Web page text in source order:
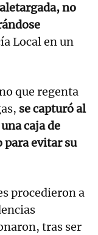
no
Local en un
que regenta
se capturó al
caja de
para evitar su
procedieron a
tras ser